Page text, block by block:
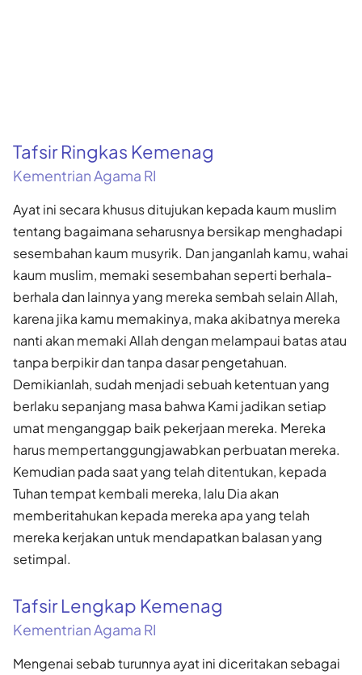
Tafsir Ringkas Kemenag
Kementrian Agama RI
Ayat ini secara khusus ditujukan kepada kaum muslim
tentang bagaimana seharusnya bersikap menghadapi
sesembahan kaum musyrik. Dan janganlah kamu, wahai
kaum muslim, memaki sesembahan seperti berhala-
berhala dan lainnya yang mereka sembah selain Allah,
karena jika kamu memakinya, maka akibatnya mereka
nanti akan memaki Allah dengan melampaui batas atau
tanpa berpikir dan tanpa dasar pengetahuan.
Demikianlah, sudah menjadi sebuah ketentuan yang
berlaku sepanjang masa bahwa Kami jadikan setiap
umat menganggap baik pekerjaan mereka. Mereka
harus mempertanggungjawabkan perbuatan mereka.
Kemudian pada saat yang telah ditentukan, kepada
Tuhan tempat kembali mereka, lalu Dia akan
memberitahukan kepada mereka apa yang telah
mereka kerjakan untuk mendapatkan balasan yang
setimpal.
Tafsir Lengkap Kemenag
Kementrian Agama RI
Mengenai sebab turunnya ayat ini diceritakan sebagai